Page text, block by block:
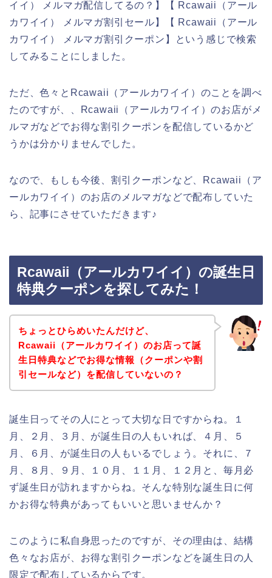
イイ） メルマガ配信してるの？】【 Rcawaii（アール
カワイイ） メルマガ割引セール】【 Rcawaii（アール
カワイイ） メルマガ割引クーポン】という感じで検索
してみることにしました。
ただ、色々とRcawaii（アールカワイイ）のことを調べ
たのですが、、Rcawaii（アールカワイイ）のお店がメ
ルマガなどでお得な割引クーポンを配信しているかど
うかは分かりませんでした。
なので、もしも今後、割引クーポンなど、Rcawaii（ア
ールカワイイ）のお店のメルマガなどで配布していた
ら、記事にさせていただきます♪
Rcawaii（アールカワイイ）の誕生日
特典クーポンを探してみた！
ちょっとひらめいたんだけど、
Rcawaii（アールカワイイ）のお店って誕
生日特典などでお得な情報（クーポンや割
引セールなど）を配信していないの？
誕生日ってその人にとって大切な日ですからね。１
月、２月、３月、が誕生日の人もいれば、４月、５
月、６月、が誕生日の人もいるでしょう。それに、７
月、８月、９月、１０月、１１月、１２月と、毎月必
ず誕生日が訪れますからね。そんな特別な誕生日に何
かお得な特典があってもいいと思いませんか？
このように私自身思ったのですが、その理由は、結構
色々なお店が、お得な割引クーポンなどを誕生日の人
限定で配布しているからです。